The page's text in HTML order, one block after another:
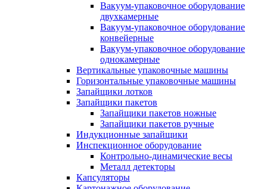
Вакуум-упаковочное оборудование
двухкамерные
Вакуум-упаковочное оборудование
конвейерные
Вакуум-упаковочное оборудование
однокамерные
Вертикальные упаковочные машины
Горизонтальные упаковочные машины
Запайщики лотков
Запайщики пакетов
Запайщики пакетов ножные
Запайщики пакетов ручные
Индукционные запайщики
Инспекционное оборудование
Контрольно-динамические весы
Металл детекторы
Капсуляторы